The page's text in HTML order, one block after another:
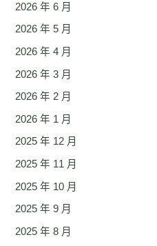
2026 年 6 月
2026 年 5 月
2026 年 4 月
2026 年 3 月
2026 年 2 月
2026 年 1 月
2025 年 12 月
2025 年 11 月
2025 年 10 月
2025 年 9 月
2025 年 8 月